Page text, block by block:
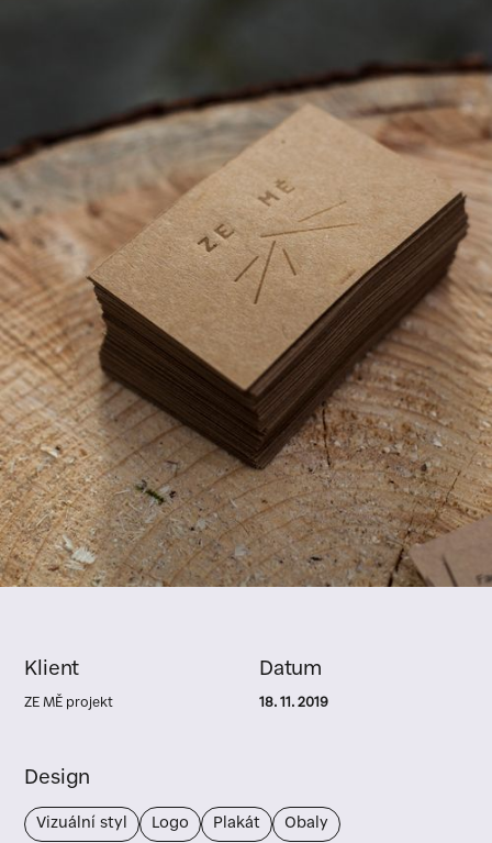
Klient
ZE MĚ projekt
Datum
18. 11. 2019
Design
Vizuální styl Logo Plakát Obaly